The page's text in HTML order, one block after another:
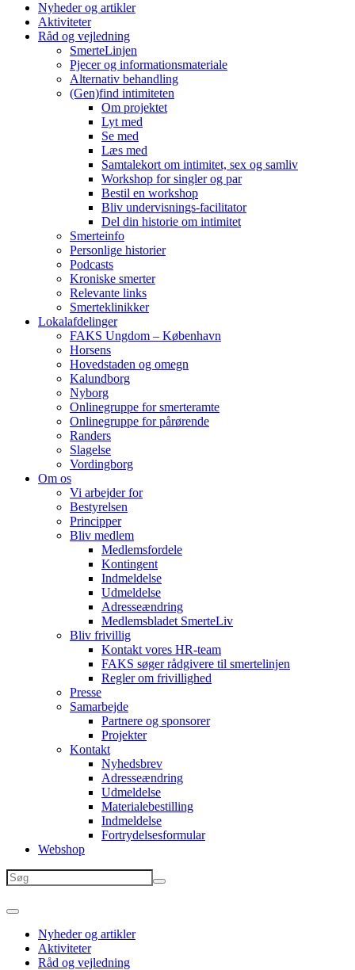
Nyheder og artikler
Aktiviteter
Råd og vejledning
SmerteLinjen
Pjecer og informationsmateriale
Alternativ behandling
(Gen)find intimiteten
Om projektet
Lyt med
Se med
Læs med
Samtalekort om intimitet, sex og samliv
Workshop for singler og par
Bestil en workshop
Bliv undervisnings-facilitator
Del din historie om intimitet
Smerteinfo
Personlige historier
Podcasts
Kroniske smerter
Relevante links
Smerteklinikker
Lokalafdelinger
FAKS Ungdom – København
Horsens
Hovedstaden og omegn
Kalundborg
Nyborg
Onlinegruppe for smerteramte
Onlinegruppe for pårørende
Randers
Slagelse
Vordingborg
Om os
Vi arbejder for
Bestyrelsen
Principper
Bliv medlem
Medlemsfordele
Kontingent
Indmeldelse
Udmeldelse
Adresseændring
Medlemsbladet SmerteLiv
Bliv frivillig
Kontakt vores HR-team
FAKS søger rådgivere til smertelinjen
Regler om frivillighed
Presse
Samarbejde
Partnere og sponsorer
Projekter
Kontakt
Nyhedsbrev
Adresseændring
Udmeldelse
Materialebestilling
Indmeldelse
Fortrydelsesformular
Webshop
Nyheder og artikler
Aktiviteter
Råd og vejledning